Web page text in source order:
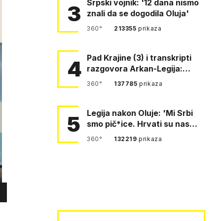
3
Srpski vojnik: '12 dana nismo
znali da se dogodila Oluja'
360° 213355prikaza
4 Pad Krajine (3) i transkripti
razgovora Arkan-Legija:
'Čujem, prelazite ustašam…
360° 137785prikaza
5
Legija nakon Oluje: 'Mi Srbi
smo pič*ice. Hrvati su nas
pomeli!'
360° 132219prikaza